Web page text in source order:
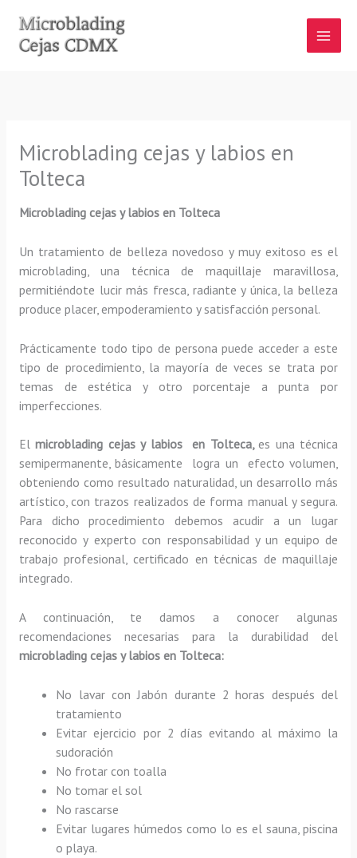
contenido
Microblading cejas y labios en
Tolteca
Microblading cejas y labios en Tolteca
Un tratamiento de belleza novedoso y muy exitoso es el
microblading, una técnica de maquillaje maravillosa,
permitiéndote lucir más fresca, radiante y única, la belleza
produce placer, empoderamiento y satisfacción personal.
Prácticamente todo tipo de persona puede acceder a este
tipo de procedimiento, la mayoría de veces se trata por
temas de estética y otro porcentaje a punta por
imperfecciones.
Elmicroblading cejas y labios en Tolteca, es una técnica
semipermanente, básicamente
logra un efecto volumen,
obteniendo como resultado naturalidad, un desarrollo más
artístico, con trazos realizados de forma manual y segura.
Para dicho procedimiento debemos acudir a un lugar
reconocido y experto con responsabilidad y un equipo de
trabajo profesional, certificado en técnicas de maquillaje
integrado.
A continuación, te damos a conocer algunas
recomendaciones necesarias para la durabilidad del
microblading cejas y labios en Tolteca:
No lavar con Jabón durante 2 horas después del
tratamiento
Evitar ejercicio por 2 días evitando al máximo la
sudoración
No frotar con toalla
No tomar el sol
No rascarse
Evitar lugares húmedos como lo es el sauna, piscina
o playa.